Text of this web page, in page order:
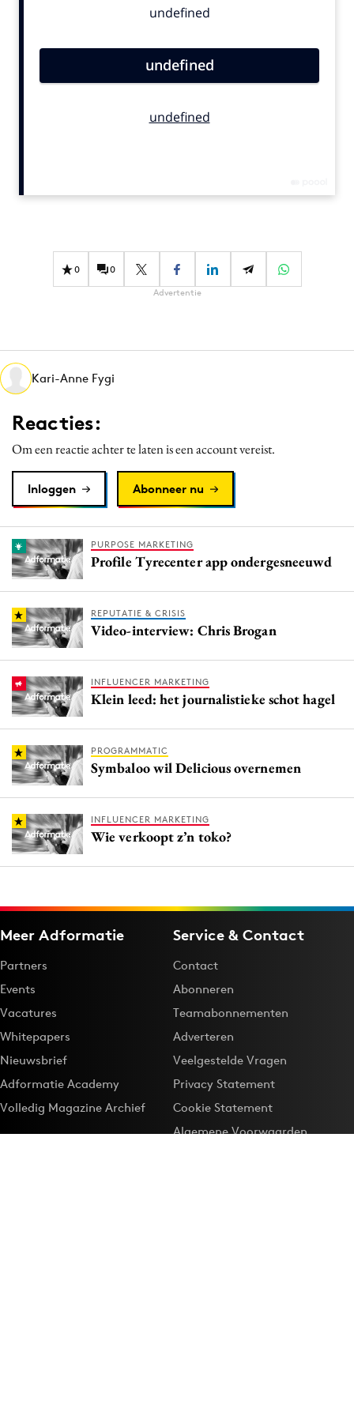
Contentmarketing
Effectiviteit
Gedragsverandering
Martech
Media
Merkstrategie
PR
Programmatic
Reputatie & crisis
0 0
Advertentie
Kari-Anne Fygi
Reacties:
Om een reactie achter te laten is een account vereist.
Inloggen Abonneer nu
PURPOSE MARKETING
REPUTATIE & CRISIS
Video-interview: Chris Brogan
INFLUENCER MARKETING
Klein leed: het journalistieke schot hagel
PROGRAMMATIC
Symbaloo wil Delicious overnemen
INFLUENCER MARKETING
Wie verkoopt z’n toko?
Meer Adformatie
Partners
Events
Vacatures
Whitepapers
Nieuwsbrief
Adformatie Academy
Volledig Magazine Archief
Service & Contact
Contact
Abonneren
Teamabonnementen
Adverteren
Veelgestelde Vragen
Privacy Statement
Cookie Statement
Algemene Voorwaarden